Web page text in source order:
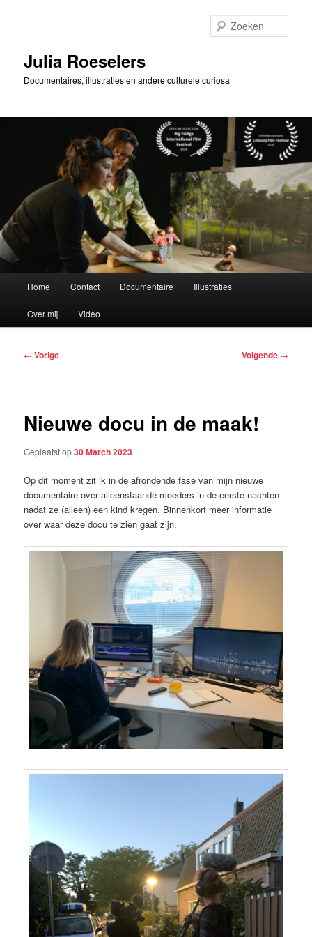
inhoudJulia Roeselers
Documentaires, illustraties en andere culturele curiosa
Home Contact Documentaire Illustraties
Over mij Video
Bericht
← Vorige Volgende →
Nieuwe docu in de maak!
Geplaatst op30 March 2023
Op dit moment zit ik in de afrondende fase van mijn nieuwe
documentaire over alleenstaande moeders in de eerste nachten
nadat ze (alleen) een kind kregen. Binnenkort meer informatie
over waar deze docu te zien gaat zijn.